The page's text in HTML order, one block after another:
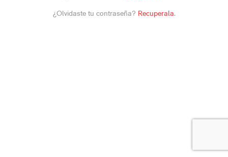
¿Olvidaste tu contraseña? Recuperala.